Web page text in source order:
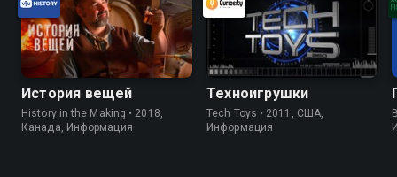
История вещей
History in the Making • 2018,
Канада, Информация
Техноигрушки
Tech Toys • 2011, США,
Информация